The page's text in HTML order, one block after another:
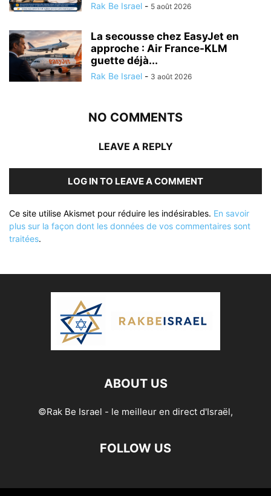
Rak Be Israel - 5 août 2026
La secousse chez EasyJet en
approche : Air France-KLM
guette déjà...
Rak Be Israel - 3 août 2026
NO COMMENTS
LEAVE A REPLY
LOG IN TO LEAVE A COMMENT
Ce site utilise Akismet pour réduire les indésirables. En savoir
plus sur la façon dont les données de vos commentaires sont
traitées.
ABOUT US
©Rak Be Israel - le meilleur en direct d'Israël,
FOLLOW US